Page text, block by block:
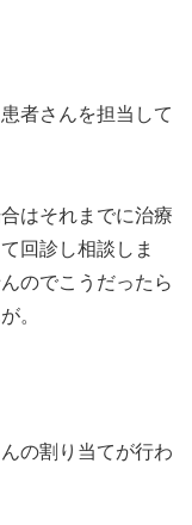
者さんを担当して
はそれまでに治療
回診し相談しま
のでこうだったら
。
の割り当てが行わ